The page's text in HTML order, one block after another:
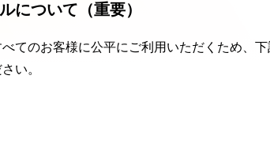
について（重要）
てのお客様に公平にご利⽤いただくため、
い。